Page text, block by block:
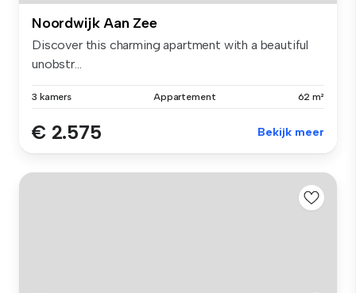
Noordwijk Aan Zee
Discover this charming apartment with a beautiful
unobstr...
3 kamers Appartement 62 m²
€ 2.575 Bekijk meer